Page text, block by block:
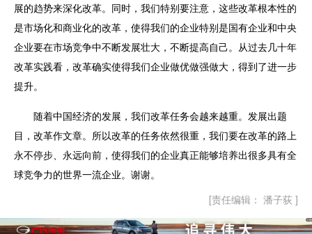
展的趋势来深化改革。同时，我们特别要注意，这些改革根本性的
是市场化和商业化的改革，使得我们的企业特别是国有企业和中央
企业要在市场竞争中不断发展壮大，不断提高自己。从过去几十年
改革实践看，改革确实使得我们企业做优做强做大，得到了进一步
提升。
随着中国经济的发展，我们改革任务会越来越重。发展出题
目，改革作文章。所以改革的任务依然很重，我们要在改革的路上
永不停步、永远向前，使得我们的企业真正能够培养出很多具有全
球竞争力的世界一流企业。谢谢。
[责任编辑： 潘子荻 ]